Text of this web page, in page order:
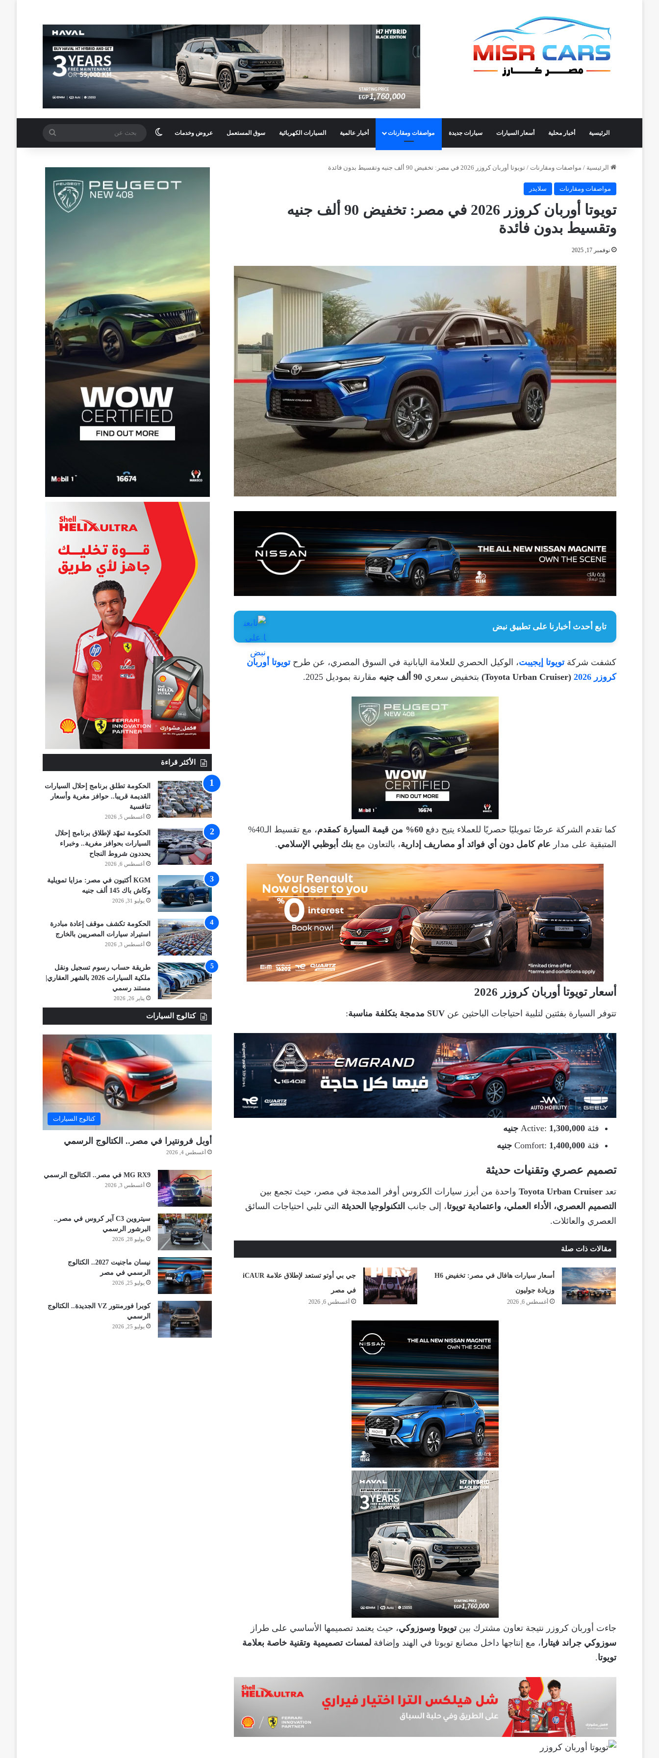
الرئيسية أخبار محلية أسعار السيارات سيارات جديدة مواصفات ومقارنات أخبار عالمية السيارات الكهربائية سوق المستعمل عروض وخدمات الوضع المظلم بحث
عن
الرئيسية / مواصفات ومقارنات / تويوتا أوربان كروزر 2026 في مصر: تخفيض 90 ألف جنيه وتقسيط بدون فائدة
مواصفات ومقارنات سلايدر
تويوتا أوربان كروزر 2026 في مصر: تخفيض 90 ألف جنيه
وتقسيط بدون فائدة
نوفمبر 17, 2025
تابع أحدث أخبارنا على تطبيق نبض
كشفت شركةتويوتا إيجيبت، الوكيل الحصري للعلامة اليابانية في السوق المصري، عن طرحتويوتا أوربان
كروزر 2026
(Toyota Urban Cruiser) بتخفيض سعري 90 ألف جنيه مقارنة بموديل 2025.
كما تقدم الشركة عرضًا تمويليًا حصريًا للعملاء يتيح دفع 60% من قيمة السيارة كمقدم
، مع تقسيط الـ40%
المتبقية على مدار عام كامل دون أي فوائد أو مصاريف إدارية، بالتعاون مع بنك أبوظبي الإسلامي.
أسعار تويوتا أوربان كروزر 2026
تتوفر السيارة بفئتين لتلبية احتياجات الباحثين عن SUV مدمجة بتكلفة مناسبة :
فئة Active: 1,300,000 جنيه
فئة Comfort: 1,400,000 جنيه
تصميم عصري وتقنيات حديثة
تعد Toyota Urban Cruiserواحدة من أبرز سيارات الكروس أوفر المدمجة في مصر، حيث تجمع بين
التصميم العصري، الأداء العملي، واعتمادية تويوتا، إلى جانب التكنولوجيا الحديثة التي تلبي احتياجات السائق
العصري والعائلات.
مقالات ذات صلة
أسعار سيارات هافال في مصر: تخفيض H6
وزيادة جوليون
أغسطس 6, 2026
جي بي أوتو تستعد لإطلاق علامة iCAUR
في مصر
أغسطس 6, 2026
جاءت أوربان كروزر نتيجة تعاون مشترك بينتويوتا وسوزوكي، حيث يعتمد تصميمها الأساسي على طراز
سوزوكي جراند فيتارا ، مع إنتاجها داخل مصانع تويوتا في الهند وإضافة لمسات تصميمية وتقنية خاصة بعلامة
تويوتا.
الأكثر قراءة
الحكومة تطلق برنامج إحلال السيارات
القديمة قريبا.. حوافز مغرية وأسعار
تنافسية
أغسطس 5, 2026
الحكومة تمهّد لإطلاق برنامج إحلال
السيارات بحوافز مغرية.. وخبراء
يحددون شروط النجاح
أغسطس 6, 2026
KGM أكتيون في مصر: مزايا تمويلية
وكاش باك 145 ألف جنيه
يوليو 31, 2026
الحكومة تكشف موقف إعادة مبادرة
استيراد سيارات المصريين بالخارج
أغسطس 3, 2026
طريقة حساب رسوم تسجيل ونقل
ملكية السيارات 2026 بالشهر العقاري|
مستند رسمي
يناير 26, 2026
كتالوج السيارات
كتالوج السيارات
أوبل فرونتيرا في مصر.. الكتالوج الرسمي
أغسطس 4, 2026
MG RX9 في مصر.. الكتالوج الرسمي
أغسطس 3, 2026
سيتروين C3 آير كروس في مصر..
البرشور الرسمي
يوليو 28, 2026
نيسان ماجنيت 2027.. الكتالوج
الرسمي في مصر
يوليو 25, 2026
كوبرا فورمنتور VZ الجديدة.. الكتالوج
الرسمي
يوليو 25, 2026